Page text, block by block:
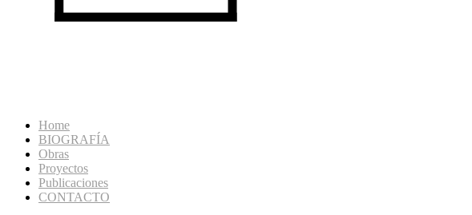
Home
BIOGRAFÍA
Obras
Proyectos
Publicaciones
CONTACTO